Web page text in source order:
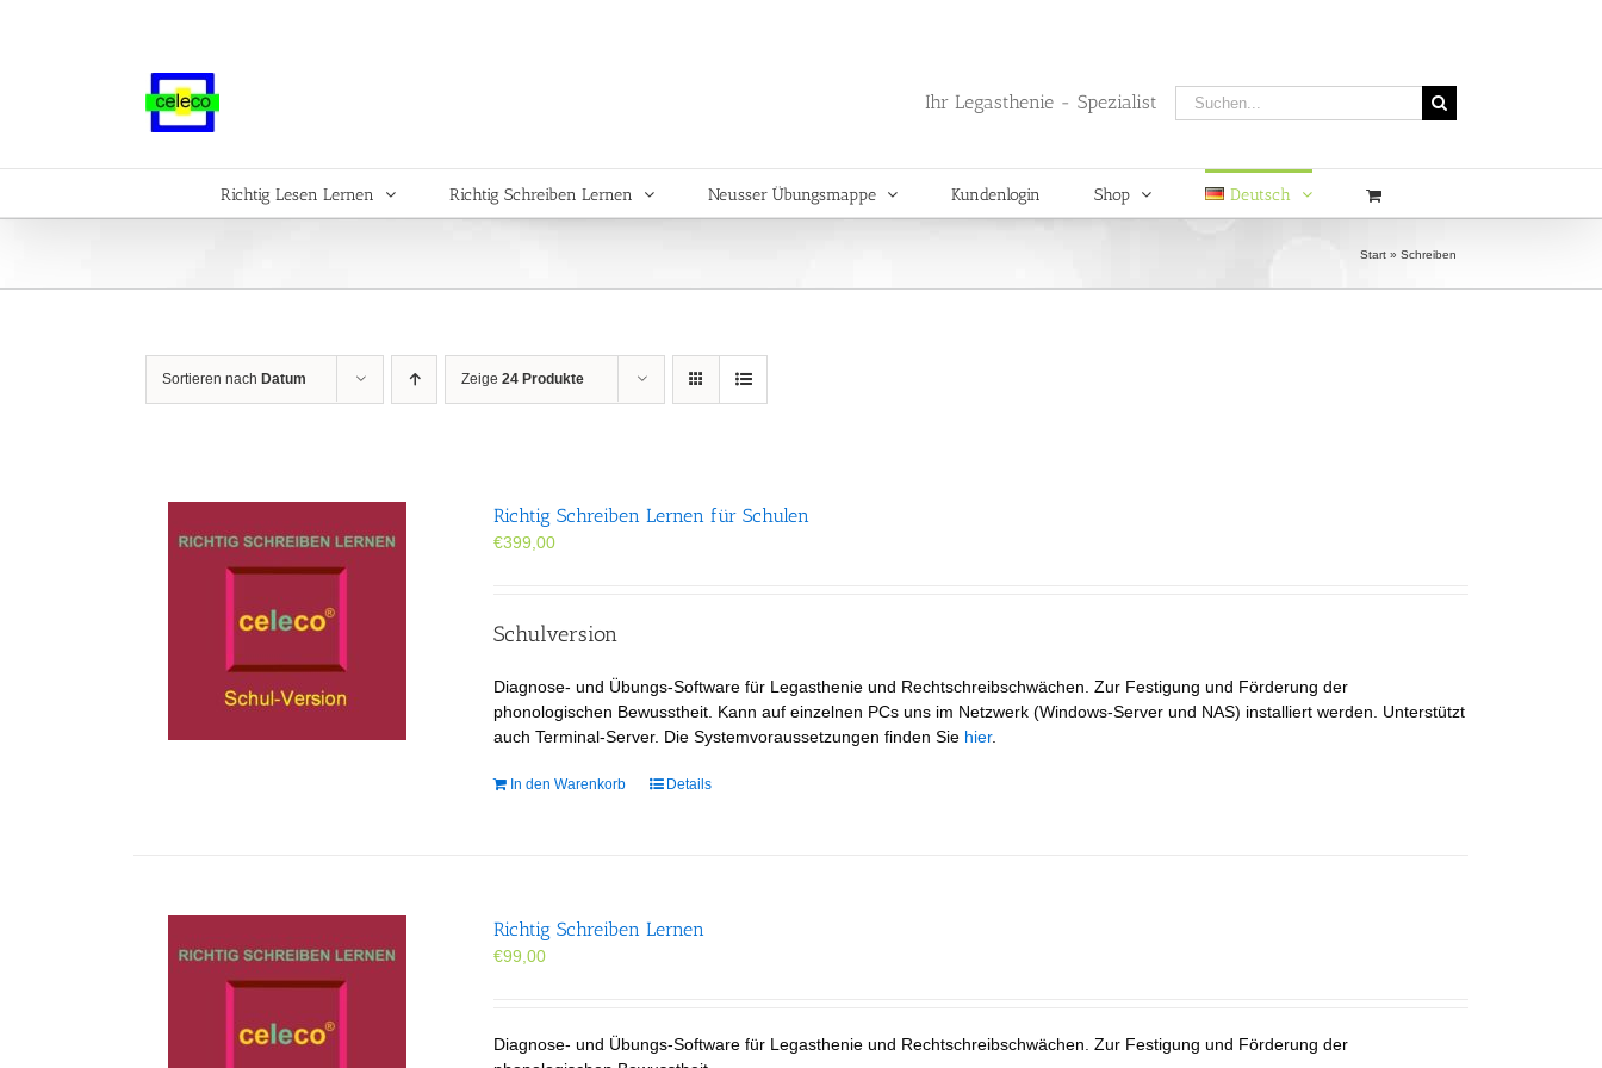
Ihr Legasthenie - Spezialist
Suche
nach:
Richtig Lesen Lernen Richtig Schreiben Lernen Neusser Übungsmappe Kundenlogin Shop Deutsch
Start » Schreiben
Sortieren nach Datum Zeige 24 Produkte
Richtig Schreiben Lernen für Schulen
€399,00
Schulversion
Diagnose- und Übungs-Software für Legasthenie und Rechtschreibschwächen. Zur Festigung und Förderung der
phonologischen Bewusstheit. Kann auf einzelnen PCs uns im Netzwerk (Windows-Server und NAS) installiert werden. Unterstützt
auch Terminal-Server. Die Systemvoraussetzungen finden Sie hier.
In den Warenkorb Details
Richtig Schreiben Lernen
€99,00
Diagnose- und Übungs-Software für Legasthenie und Rechtschreibschwächen. Zur Festigung und Förderung der